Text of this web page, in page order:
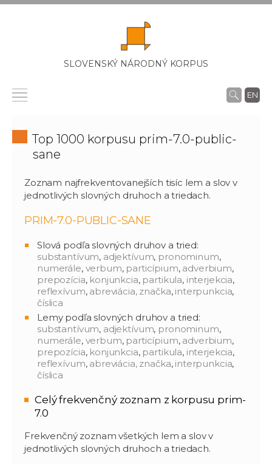
SLOVENSKÝ NÁRODNÝ KORPUS
EN
Top 1000 korpusu prim-7.0-public-
sane
Zoznam najfrekventovanejších tisíc lem a slov v
jednotlivých slovných druhoch a triedach.
PRIM-7.0-PUBLIC-SANE
Slová podľa slovných druhov a tried:
substantívum, adjektívum, pronominum,
numerále, verbum, particípium, adverbium,
prepozícia, konjunkcia, partikula, interjekcia,
reflexívum, abreviácia, značka, interpunkcia,
číslica
Lemy podľa slovných druhov a tried:
substantívum, adjektívum, pronominum,
numerále, verbum, particípium, adverbium,
prepozícia, konjunkcia, partikula, interjekcia,
reflexívum, abreviácia, značka, interpunkcia,
číslica
Celý frekvenčný zoznam z korpusu prim-
7.0
Frekvenčný zoznam všetkých lem a slov v
jednotlivých slovných druhoch a triedach.